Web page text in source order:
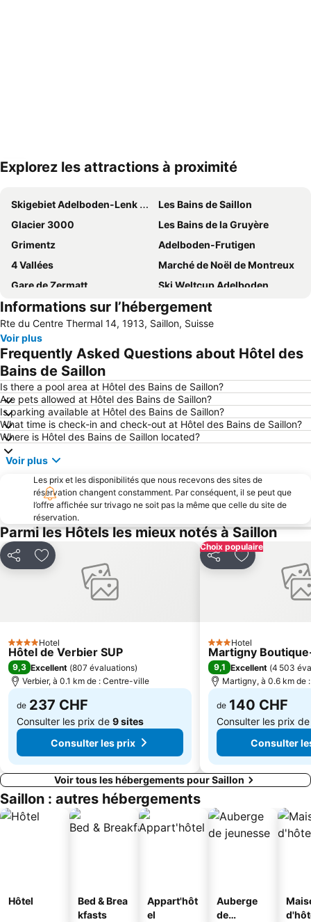
Explorez les attractions à proximité
Skigebiet Adelboden-Lenk dänk
Les Bains de Saillon
Glacier 3000
Les Bains de la Gruyère
Grimentz
Adelboden-Frutigen
4 Vallées
Marché de Noël de Montreux
Gare de Zermatt
Ski Weltcup Adelboden
Pic du Cervin
Rinderberg
Swiss Vapeur Parc
Avoriaz 1800 Portes du Soleil
Vineyard Terraces - Lavaux
Zinal
Les Diablerets et Glacier 3000
Gstaad Mountain Rides
Zermatt Marathon
Les Mosses - La Lècherette
Leysin Oxygène des Alpes
Festival de Jazz de Montreux
Domaine Morzine - Les Gets
Aéroport de la Vallée d'Aoste
Domaine skiable
Breuil-Cervinia
Morzine Harley Days
Gornegrat Bahn
Paradis du Ski du Mont Cervin
Foire de Saint Ours
Labyrinthe Aventure
Cervin Glacier Paradise
Station Leukerbad
Club de golf Gstaad Saanenland
Les Portes du soleil
Cailler Schokoladenfabrik
Festival de la ville de Verbier
Alpaufzug Engstligenalp
Batailles de reines
La Maison du Gruyère
Leman-Forest
Valle D'Aosta Festival
Village d'Igloos de Zermatt
Informations sur l’hébergement
Rte du Centre Thermal 14, 1913, Saillon, Suisse
Voir plus
Frequently Asked Questions about Hôtel des
Bains de Saillon
Is there a pool area at Hôtel des Bains de Saillon?
Are pets allowed at Hôtel des Bains de Saillon?
Is parking available at Hôtel des Bains de Saillon?
What time is check-in and check-out at Hôtel des Bains de Saillon?
Where is Hôtel des Bains de Saillon located?
Voir plus
Les prix et les disponibilités que nous recevons des sites de
réservation changent constamment. Par conséquent, il se peut que
l’offre affichée sur trivago ne soit pas la même que celle du site de
réservation.
Parmi les Hôtels les mieux notés à Saillon
PartagerAjouter à mes favoris
4 ÉtoilesHotel
Hôtel de Verbier SUP
9,3 Excellent (807 évaluations)
Verbier, à 0.1 km de : Centre-ville
de 237 CHF
Consulter les prix de 9 sites
Consulter les prix
Choix populaire
PartagerAjouter à
3 Étoiles
Hotel
Martigny
9,1 Excellent (4 503
Martigny, à 0.6 km de
de 140 CHF
Consulter les prix
Consulter
Voir tous les hébergements pour Saillon
Saillon : autres hébergements
Hôtel
Bed & Brea
kfasts
Appart'hôt
el
Auberge
de